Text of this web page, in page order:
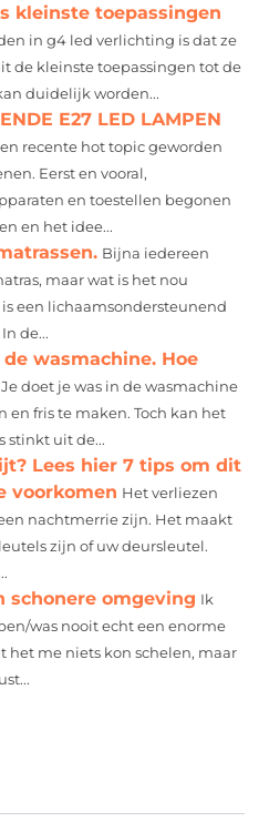
kleinste toepassingen
in g4 led verlichting is dat ze
de kleinste toepassingen tot de
duidelijk worden...
E27 LED LAMPEN
recente hot topic geworden
Eerst en vooral,
en toestellen begonen
en het idee...
Bijna iedereen
maar wat is het nou
een lichaamsondersteunend
de...
wasmachine. Hoe
Je doet je was in de wasmachine
en fris te maken. Toch kan het
stinkt uit de...
Lees hier 7 tips om dit
voorkomen Het verliezen
nachtmerrie zijn. Het maakt
zijn of uw deursleutel.
schonere omgeving Ik
was nooit echt een enorme
het me niets kon schelen, maar